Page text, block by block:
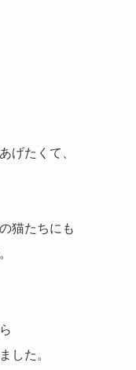
げたくて、
猫たちにも
した。